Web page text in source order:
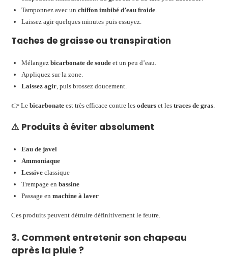
Tamponnez avec unchiffon imbibé d’eau froide
Laissez agir quelques minutes puis essuyez.
Taches de graisse ou transpiration
Mélangezbicarbonate de soude et un peu d’eau.
Appliquez sur la zone.
Laissez agir , puis brossez doucement.
👉 Lebicarbonate est très efficace contre lesodeurs et lestraces de gras
⚠️ Produits à éviter absolument
Eau de javel
Ammoniaque
Lessive classique
Trempage enbassine
Passage enmachine à laver
Ces produits peuvent détruire définitivement le feutre.
3. Comment entretenir son chapeau
après la pluie ?